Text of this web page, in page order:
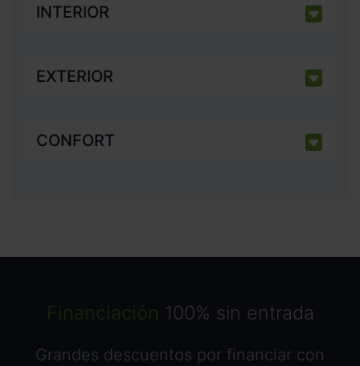
INTERIOR
EXTERIOR
CONFORT
Financiación 100% sin entrada
Grandes descuentos por financiar con